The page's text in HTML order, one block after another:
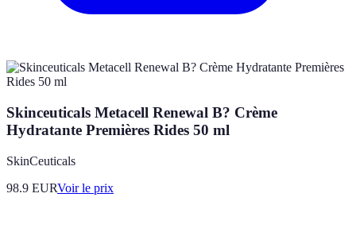
Skinceuticals Metacell Renewal B? Crème
Hydratante Premières Rides 50 ml
SkinCeuticals
98.9 EURVoir le prix